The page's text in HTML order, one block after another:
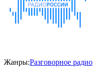
Жанры:Разговорное радио